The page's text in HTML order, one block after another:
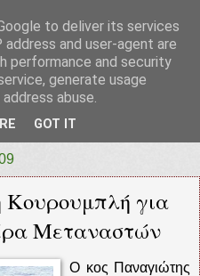
ΗΛΕΚΤΡΟΝΙΚΗ-
για
Μεταναστών
Ο κος Παναγιώτης
to deliver its services
and user-agent are
performance and security
generate usage
abuse.
GOT IT